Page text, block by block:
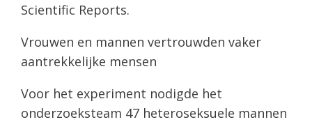
Scientific Reports.
Vrouwen en mannen vertrouwden vaker
aantrekkelijke mensen
Voor het experiment nodigde het
onderzoeksteam 47 heteroseksuele mannen